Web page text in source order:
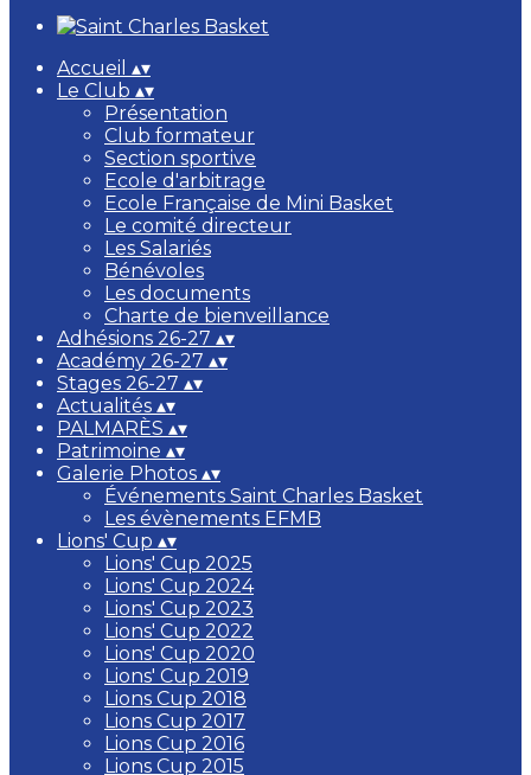
Accueil ▴▾
Le Club ▴▾
Présentation
Club formateur
Section sportive
Ecole d'arbitrage
Ecole Française de Mini Basket
Le comité directeur
Les Salariés
Bénévoles
Les documents
Charte de bienveillance
Adhésions 26-27 ▴▾
Académy 26-27 ▴▾
Stages 26-27 ▴▾
Actualités ▴▾
PALMARÈS ▴▾
Patrimoine ▴▾
Galerie Photos ▴▾
Événements Saint Charles Basket
Les évènements EFMB
Lions' Cup ▴▾
Lions' Cup 2025
Lions' Cup 2024
Lions' Cup 2023
Lions' Cup 2022
Lions' Cup 2020
Lions' Cup 2019
Lions Cup 2018
Lions Cup 2017
Lions Cup 2016
Lions Cup 2015